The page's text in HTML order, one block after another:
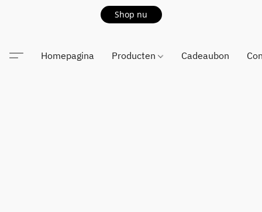
Shop nu
Homepagina Producten Cadeaubon